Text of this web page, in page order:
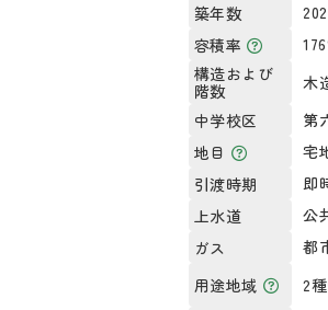
築年数
容積率
構造および
階数
木
中学校区
第
地目
宅
引渡時期
即
上水道
公
ガス
都
用途地域
2